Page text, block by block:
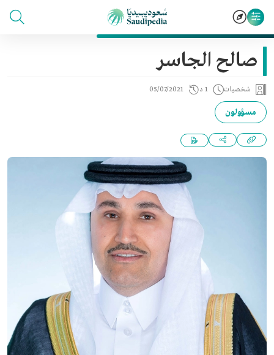
صالح الجاسر
شخصيات 1 د 05/07/2021
مسؤولون